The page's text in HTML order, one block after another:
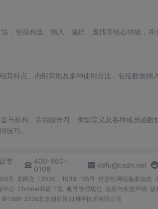
，包括构造、插入、遍历、查找等核心功能，
其特点、内部实现及多种使用方法，包括数据插
与析构、常用操作符、类型定义及各种成员函数
技巧。
专
400-660-
0108
kefu@csdn.net
号 京网文〔2020〕1039-165号 经营性网站备案信息
中心 Chrome商店下载 账号管理规范 版权与免责声明 版
©1999-2026北京创新乐知网络技术有限公司